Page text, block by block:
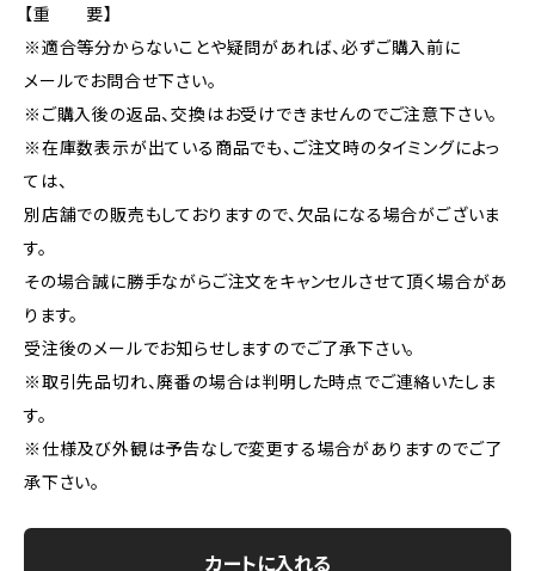
【重 要】
※適合等分からないことや疑問があれば、必ずご購入前に
メールでお問合せ下さい。
※ご購入後の返品、交換はお受けできませんのでご注意下さい。
※在庫数表示が出ている商品でも、ご注文時のタイミングによっ
ては、
別店舗での販売もしておりますので、欠品になる場合がございま
す。
その場合誠に勝手ながらご注文をキャンセルさせて頂く場合があ
ります。
受注後のメールでお知らせしますのでご了承下さい。
※取引先品切れ、廃番の場合は判明した時点でご連絡いたしま
す。
※仕様及び外観は予告なしで変更する場合がありますのでご了
承下さい。
カートに入れる